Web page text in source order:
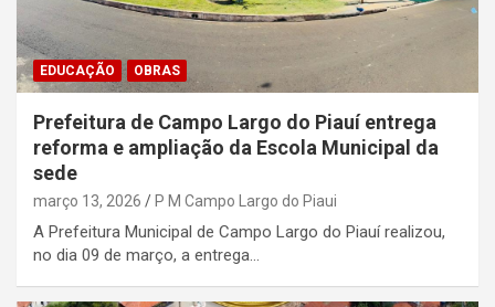
EDUCAÇÃO OBRAS
Prefeitura de Campo Largo do Piauí entrega
reforma e ampliação da Escola Municipal da
sede
março 13, 2026 P M Campo Largo do Piaui
A Prefeitura Municipal de Campo Largo do Piauí realizou,
no dia 09 de março, a entrega…